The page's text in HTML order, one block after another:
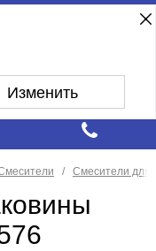
Изменить
Смесители для